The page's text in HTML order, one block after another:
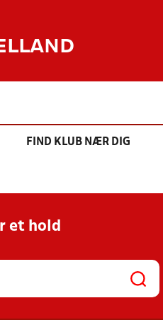
FIND KLUB NÆR DIG
et hold